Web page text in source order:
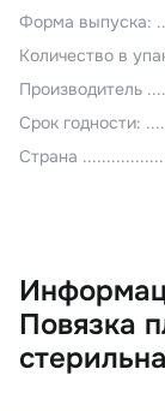
Форма выпуска:
Количество в
Производитель
Срок годности:
Страна
Повязка